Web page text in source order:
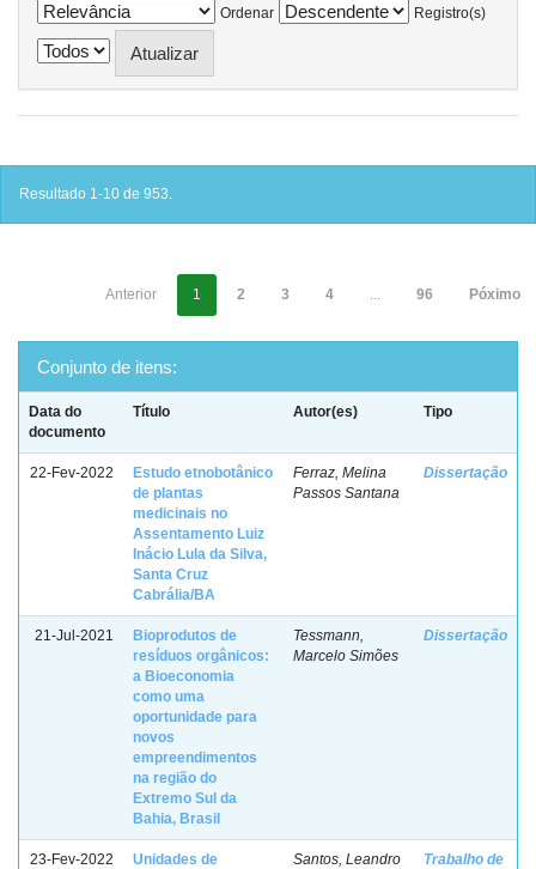
Ordenar
Registro(s)
Resultado 1-10 de 953.
Anterior 1 2 3 4 ... 96 Póximo
Conjunto de itens:
Data do
documento
Título Autor(es) Tipo
22-Fev-2022
Estudo etnobotânico
de plantas
medicinais no
Assentamento Luiz
Inácio Lula da Silva,
Santa Cruz
Cabrália/BA
Ferraz, Melina
Passos Santana
Dissertação
21-Jul-2021
Bioprodutos de
resíduos orgânicos:
a Bioeconomia
como uma
oportunidade para
novos
empreendimentos
na região do
Extremo Sul da
Bahia, Brasil
Tessmann,
Marcelo Simões
Dissertação
23-Fev-2022
Unidades de
Santos, Leandro
Trabalho de